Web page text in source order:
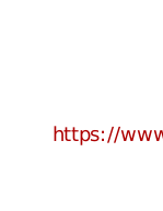
https://